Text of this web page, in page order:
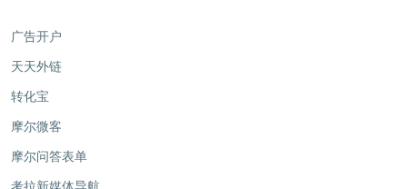
广告开户
天天外链
转化宝
摩尔微客
摩尔问答表单